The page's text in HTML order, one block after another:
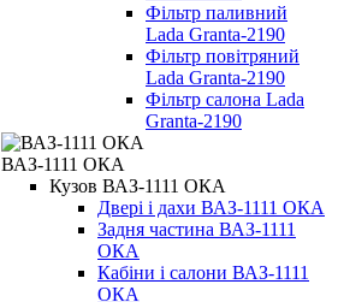
Фільтр паливний
Lada Granta-2190
Фільтр повітряний
Lada Granta-2190
Фільтр салона Lada
Granta-2190
ВАЗ-1111 ОКА
Кузов ВАЗ-1111 ОКА
Двері і дахи ВАЗ-1111 ОКА
Задня частина ВАЗ-1111
ОКА
Кабіни і салони ВАЗ-1111
ОКА